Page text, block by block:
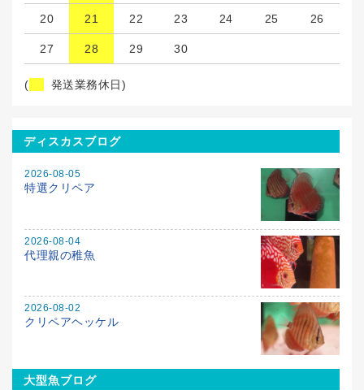
20 21 22 23 24 25 26
27 28 29 30
( 発送業務休日)
ディスカスブログ
2026-08-05
特選クリペア
2026-08-04
代理親の稚魚
2026-08-02
クリペアヘッケル
大型魚ブログ